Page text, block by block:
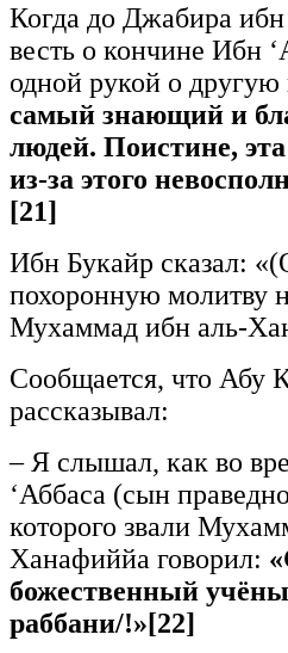
Когда до Джабира
весть о кончине Ибн
одной рукой о другую
самый знающий и
людей. Поистине,
из-за этого
[21]
Ибн Букайр сказал:
похоронную молитву
Мухаммад ибн аль-
Сообщается, что Абу
рассказывал:
– Я слышал, как во
‘Аббаса (сын
которого звали
Ханафиййа говорил:
божественный
раббани/!»[22]